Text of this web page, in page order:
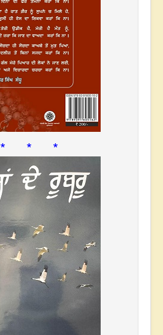
* * *